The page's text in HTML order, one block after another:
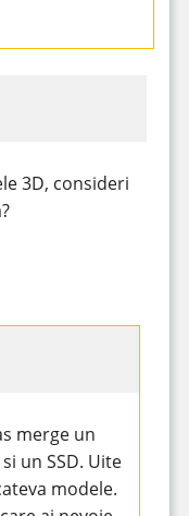
3D, consideri
merge un
un SSD. Uite
modele.